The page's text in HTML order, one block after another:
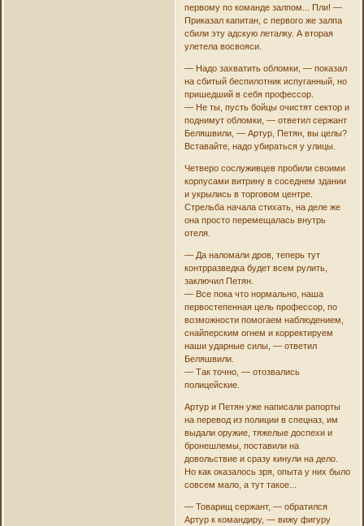
первому по команде залпом... Пли! —
Приказал капитан, с первого же залпа
сбили эту адскую леталку. А вторая
улетела восвояси.
— Надо захватить обломки, — показал
на сбитый беспилотник испуганный, но
пришедший в себя профессор.
— Не ты, пусть бойцы очистят сектор и
поднимут обломки, — ответил сержант
Беляшвили, — Артур, Петян, вы целы?
Вставайте, надо убираться у улицы.
Четверо сослуживцев пробили своими
корпусами витрину в соседнем здании
и укрылись в торговом центре.
Стрельба начала стихать, на деле же
она просто перемещалась внутрь
отеля.
— Да наломали дров, теперь тут
контрразведка будет всем рулить,
заключил Петян.
— Все пока что нормально, наша
первостепенная цель профессор, по
возможности помогаем наблюдением,
снайперским огнем и корректируем
наши ударные силы, — ответил
Беляшвили.
— Так точно, — отозвались
полицейские.
Артур и Петян уже написали рапорты
на перевод из полиции в спецназ, им
выдали оружие, тяжелые доспехи и
бронешлемы, поставили на
довольствие и сразу кинули на дело.
Но как оказалось зря, опыта у них было
совсем мало, а тут такое...
— Товарищ сержант, — обратился
Артур к командиру, — вижу фигуру